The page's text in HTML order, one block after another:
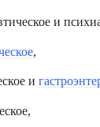
и
,
и